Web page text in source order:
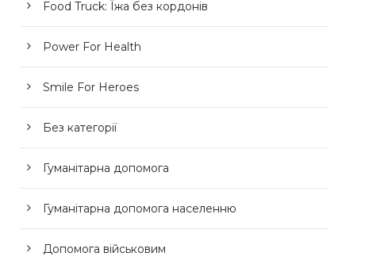
Food Truck: Їжа без кордонів
Power For Health
Smile For Heroes
Без категорії
Гуманітарна допомога
Гуманітарна допомога населенню
Допомога військовим